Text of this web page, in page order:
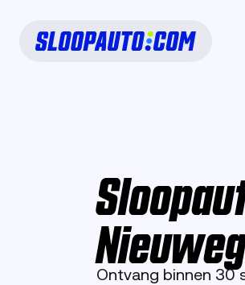
Ontvang binnen 30